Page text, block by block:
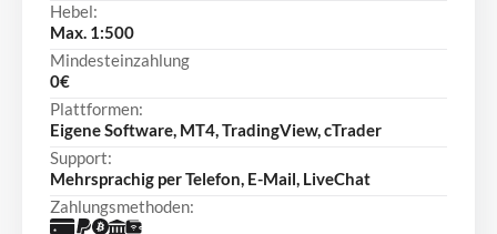
Hebel:
Max. 1:500
Mindesteinzahlung
0€
Plattformen:
Eigene Software, MT4, TradingView, cTrader
Support:
Mehrsprachig per Telefon, E-Mail, LiveChat
Zahlungsmethoden: